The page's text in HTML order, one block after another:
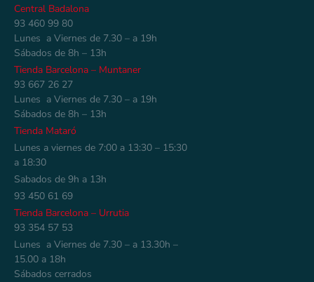
Central Badalona
93 460 99 80
Lunes a Viernes de 7.30 – a 19h
Sábados de 8h – 13h
Tienda Barcelona – Muntaner
93 667 26 27
Lunes a Viernes de 7.30 – a 19h
Sábados de 8h – 13h
Tienda Mataró
Lunes a viernes de 7:00 a 13:30 – 15:30
a 18:30
Sabados de 9h a 13h
93 450 61 69
Tienda Barcelona – Urrutia
93 354 57 53
Lunes a Viernes de 7.30 – a 13.30h –
15.00 a 18h
Sábados cerrados